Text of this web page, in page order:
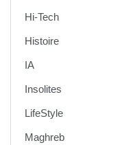
Hi-Tech
Histoire
IA
Insolites
LifeStyle
Maghreb